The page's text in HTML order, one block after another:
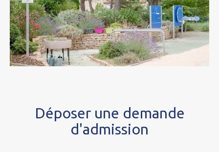
Déposer une demande
d'admission